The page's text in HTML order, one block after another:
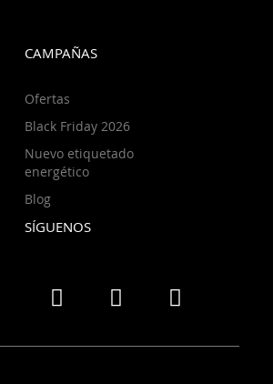
CAMPAÑAS
Ofertas
Black Friday 2026
Nuevo etiquetado
energético
Blog
SÍGUENOS